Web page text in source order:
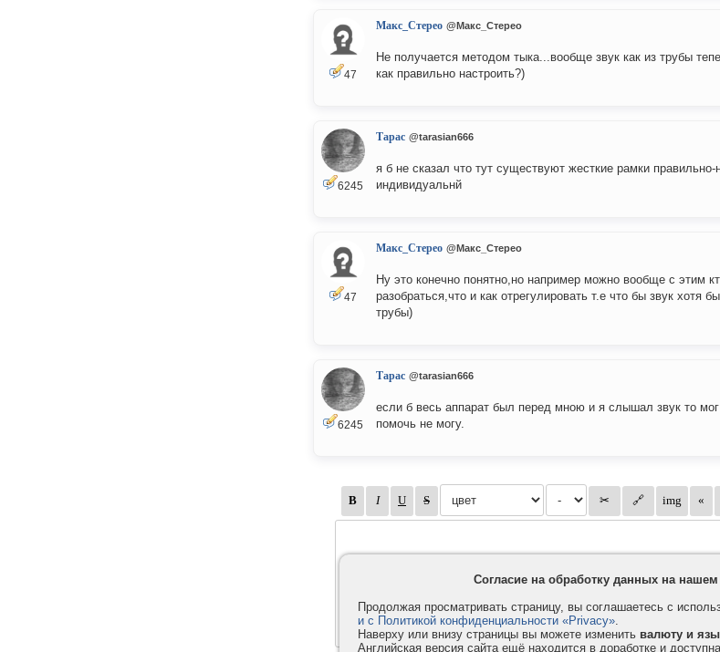
47
Макс_Стерео @Макс_Стерео
Не получается методом тыка...вообще звук как из трубы
как правильно настроить?)
6245
Тарас @tarasian666
я б не сказал что тут существуют жесткие рамки
индивидуальнй
47
Макс_Стерео @Макс_Стерео
Ну это конечно понятно,но например можно вообще с этим
разобраться,что и как отрегулировать т.е что бы звук хотя
трубы)
6245
Тарас @tarasian666
если б весь аппарат был перед мною и я слышал звук то
помочь не могу.
Согласие на обработку данных на нашем
Продолжая просматривать страницу, вы соглашаетесь с
и с Политикой конфиденциальности «Privacy».
Наверху или внизу страницы вы можете изменить валюту и
Английская версия сайта ещё находится в доработке и